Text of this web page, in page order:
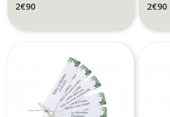
bouquet de
2€90 2€90